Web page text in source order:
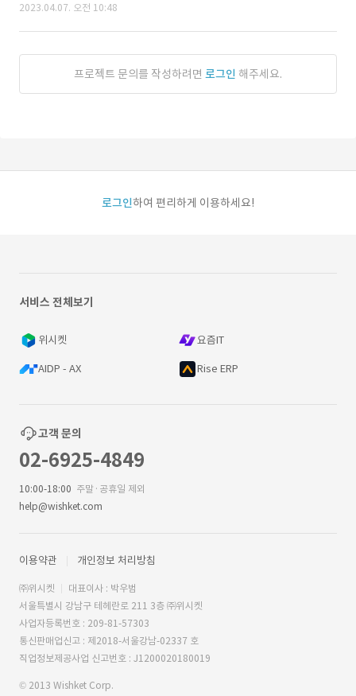
2023.04.07. 오전 10:48
프로젝트 문의를 작성하려면 로그인 해주세요.
로그인하여 편리하게 이용하세요!
서비스 전체보기
위시켓 요즘IT
AIDP - AX Rise ERP
고객 문의
02-6925-4849
10:00-18:00 주말·공휴일 제외
help@wishket.com
이용약관 개인정보 처리방침
㈜위시켓
대표이사 : 박우범
서울특별시 강남구 테헤란로 211 3층 ㈜위시켓
사업자등록번호 : 209-81-57303
통신판매업신고 : 제2018-서울강남-02337 호
직업정보제공사업 신고번호 : J1200020180019
© 2013 Wishket Corp.